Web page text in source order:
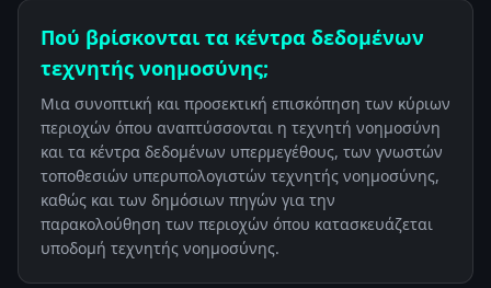
Πού βρίσκονται τα κέντρα δεδομένων
τεχνητής νοημοσύνης;
Μια συνοπτική και προσεκτική επισκόπηση των κύριων
περιοχών όπου αναπτύσσονται η τεχνητή νοημοσύνη
και τα κέντρα δεδομένων υπερμεγέθους, των γνωστών
τοποθεσιών υπερυπολογιστών τεχνητής νοημοσύνης,
καθώς και των δημόσιων πηγών για την
παρακολούθηση των περιοχών όπου κατασκευάζεται
υποδομή τεχνητής νοημοσύνης.